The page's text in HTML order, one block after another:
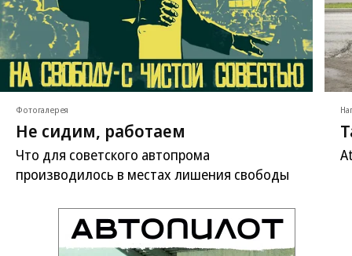
Фотогалерея
Не сидим, работаем
Что для советского автопрома
производилось в местах лишения свободы